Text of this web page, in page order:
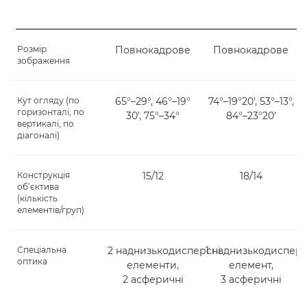
Розмір
зображення
Повнокадрове Повнокадрове
Кут огляду (по
горизонталі, по
вертикалі, по
діагоналі)
65°–29°, 46°–19°
30', 75°–34°
74°–19°20', 53°–13°,
84°–23°20'
Конструкція
об’єктива
(кількість
елементів/груп)
15/12 18/14
Спеціальна
оптика
2 наднизькодисперсні
елементи,
2 асферичні
1
елемент,
3 асферичні